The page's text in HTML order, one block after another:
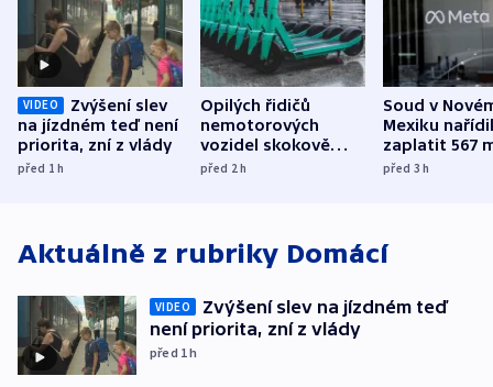
VIDEO
Zvýšení slev
na jízdném teď není
priorita, zní z vlády
před 1h
Opilých řidičů
nemotorových
vozidel skokově
přibylo, nejvíc ve
před 2h
Soud v
Mexiku
zaplatit 567
dolarů kvůli
před 3h
Aktuálně z rubriky Domácí
VIDEO
Zvýšení slev na jízdném teď
není priorita, zní z vlády
před 1h